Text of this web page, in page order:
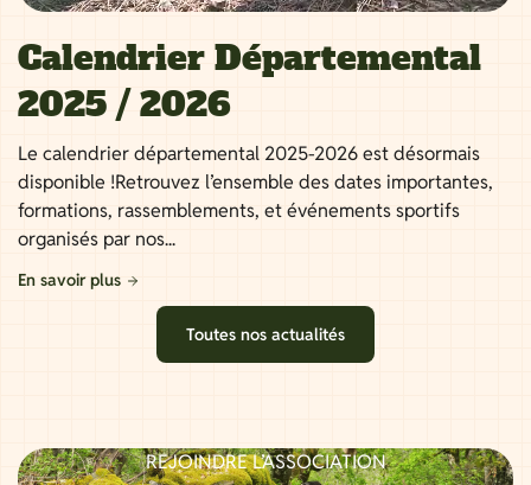
Calendrier Départemental
2025 / 2026
Le calendrier départemental 2025-2026 est désormais
disponible !Retrouvez l’ensemble des dates importantes,
formations, rassemblements, et événements sportifs
organisés par nos...
En savoir plus
Toutes nos actualités
REJOINDRE L’ASSOCIATION